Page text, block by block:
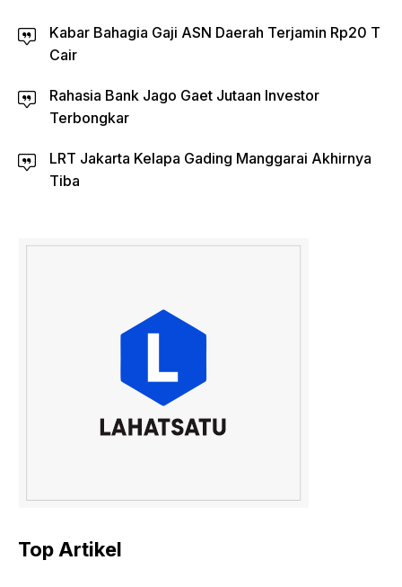
Kabar Bahagia Gaji ASN Daerah Terjamin Rp20 T
Cair
Rahasia Bank Jago Gaet Jutaan Investor
Terbongkar
LRT Jakarta Kelapa Gading Manggarai Akhirnya
Tiba
Top Artikel